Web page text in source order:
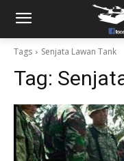
Tags Senjata Lawan Tank
Tag: